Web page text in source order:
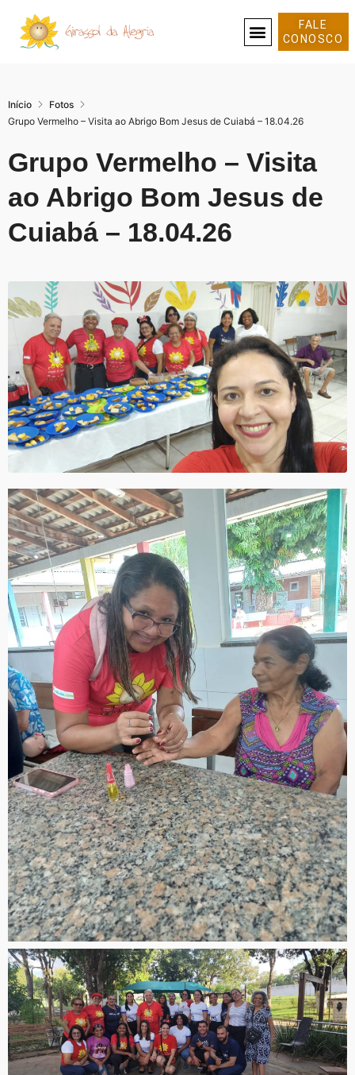
FALE
CONOSCO
Início
Fotos
Grupo Vermelho – Visita ao Abrigo Bom Jesus de Cuiabá – 18.04.26
Grupo Vermelho – Visita
ao Abrigo Bom Jesus de
Cuiabá – 18.04.26